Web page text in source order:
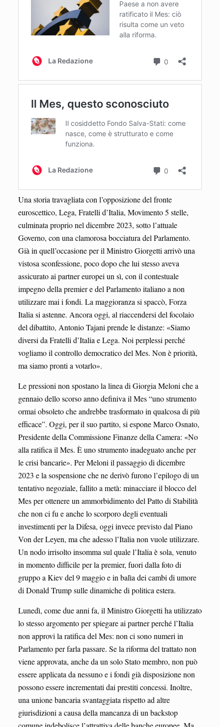
Una storia travagliata con l’opposizione del fronte
euroscettico, Lega, Fratelli d’Italia, Movimento 5 stelle,
culminata proprio nel dicembre 2023, sotto l’attuale
Governo, con una clamorosa bocciatura del Parlamento.
Già in quell’occasione per il Ministro Giorgetti arrivò una
vistosa sconfessione, poco dopo che lui stesso aveva
assicurato ai partner europei un sì, con il contestuale
impegno della premier e del Parlamento italiano a non
utilizzare mai i fondi. La maggioranza si spaccò, Forza
Italia si astenne. Ancora oggi, al riaccendersi del focolaio
del dibattito, Antonio Tajani prende le distanze: «Siamo
diversi da Fratelli d’Italia e Lega. Noi perplessi perché
vogliamo il controllo democratico del Mes. Non è priorità,
ma siamo pronti a votarlo».
Le pressioni non spostano la linea di Giorgia Meloni che a
gennaio dello scorso anno definiva il Mes “uno strumento
ormai obsoleto che andrebbe trasformato in qualcosa di più
efficace”. Oggi, per il suo partito, si espone Marco Osnato,
Presidente della Commissione Finanze della Camera: «No
alla ratifica il Mes. È uno strumento inadeguato anche per
le crisi bancarie». Per Meloni il passaggio di dicembre
2023 e la sospensione che ne derivò furono l’epilogo di un
tentativo negoziale, fallito a metà: minacciare il blocco del
Mes per ottenere un ammorbidimento del Patto di Stabilità
che non ci fu e anche lo scorporo degli eventuali
investimenti per la Difesa, oggi invece previsto dal Piano
Von der Leyen, ma che adesso l’Italia non vuole utilizzare.
Un nodo irrisolto insomma sul quale l’Italia è sola, venuto
in momento difficile per la premier, fuori dalla foto di
gruppo a Kiev del 9 maggio e in balìa dei cambi di umore
di Donald Trump sulle dinamiche di politica estera.
Lunedì, come due anni fa, il Ministro Giorgetti ha utilizzato
lo stesso argomento per spiegare ai partner perché l’Italia
non approvi la ratifica del Mes: non ci sono numeri in
Parlamento per farla passare. Se la riforma del trattato non
viene approvata, anche da un solo Stato membro, non può
essere applicata da nessuno e i fondi già disposizione non
possono essere incrementati dai prestiti concessi. Inoltre,
una unione bancaria svantaggiata rispetto ad altre
giurisdizioni a causa della mancanza di un backstop